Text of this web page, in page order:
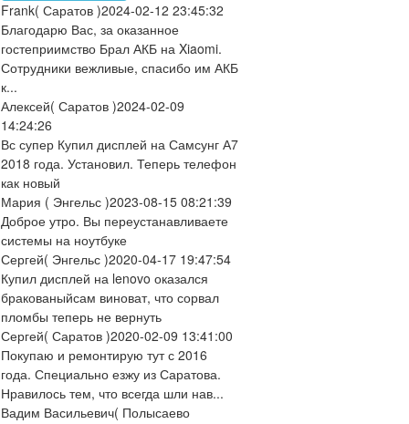
Frank( Саратов )2024-02-12 23:45:32
Благодарю Вас, за оказанное
гостеприимство Брал АКБ на Xiaomi.
Сотрудники вежливые, спасибо им АКБ
к...
Алексей( Саратов )2024-02-09
14:24:26
Вс супер Купил дисплей на Самсунг А7
2018 года. Установил. Теперь телефон
как новый
Мария ( Энгельс )2023-08-15 08:21:39
Доброе утро. Вы переустанавливаете
системы на ноутбуке
Сергей( Энгельс )2020-04-17 19:47:54
Купил дисплей на lenovo оказался
бракованыйсам виноват, что сорвал
пломбы теперь не вернуть
Сергей( Саратов )2020-02-09 13:41:00
Покупаю и ремонтирую тут с 2016
года. Специально езжу из Саратова.
Нравилось тем, что всегда шли нав...
Вадим Васильевич( Полысаево